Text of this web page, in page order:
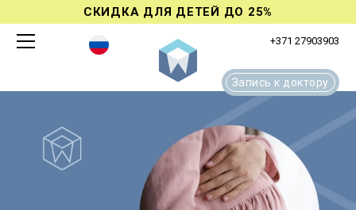
СКИДКА ДЛЯ ДЕТЕЙ ДО 25%
+371 27903903
Запись к доктору